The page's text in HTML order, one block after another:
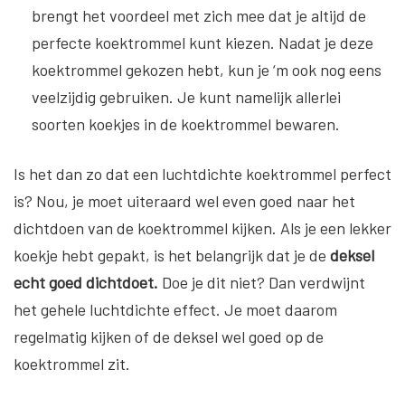
brengt het voordeel met zich mee dat je altijd de
perfecte koektrommel kunt kiezen. Nadat je deze
koektrommel gekozen hebt, kun je ‘m ook nog eens
veelzijdig gebruiken. Je kunt namelijk allerlei
soorten koekjes in de koektrommel bewaren.
Is het dan zo dat een luchtdichte koektrommel perfect
is? Nou, je moet uiteraard wel even goed naar het
dichtdoen van de koektrommel kijken. Als je een lekker
koekje hebt gepakt, is het belangrijk dat je de deksel
echt goed dichtdoet. Doe je dit niet? Dan verdwijnt
het gehele luchtdichte effect. Je moet daarom
regelmatig kijken of de deksel wel goed op de
koektrommel zit.